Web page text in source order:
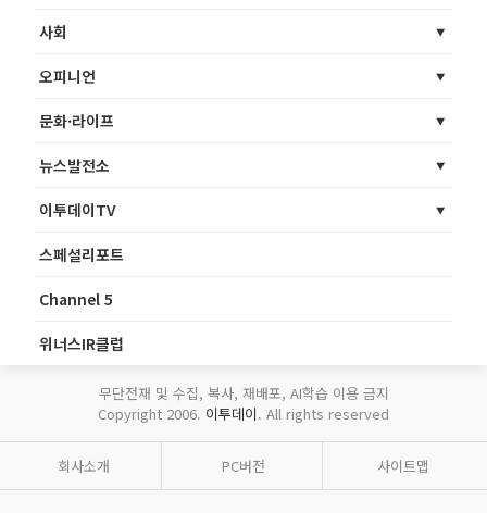
사회
오피니언
문화·라이프
뉴스발전소
이투데이TV
스페셜리포트
Channel 5
위너스IR클럽
무단전재 및 수집, 복사, 재배포, AI학습 이용 금지
Copyright 2006. 이투데이. All rights reserved
회사소개 PC버전 사이트맵